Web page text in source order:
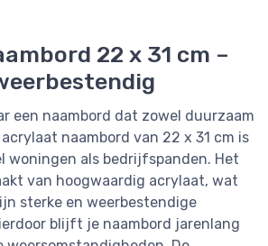
22 x 31 cm –
een naambord dat zowel duurzaam
naambord van 22 x 31 cm is
woningen als bedrijfspanden. Het
van hoogwaardig acrylaat, wat
sterke en weerbestendige
blijft je naambord jarenlang